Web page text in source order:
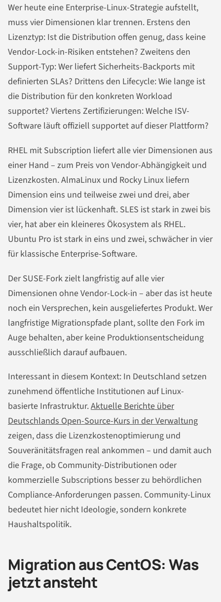
Wer heute eine Enterprise-Linux-Strategie aufstellt,
muss vier Dimensionen klar trennen. Erstens den
Lizenztyp: Ist die Distribution offen genug, dass keine
Vendor-Lock-in-Risiken entstehen? Zweitens den
Support-Typ: Wer liefert Sicherheits-Backports mit
definierten SLAs? Drittens den Lifecycle: Wie lange ist
die Distribution für den konkreten Workload
supportet? Viertens Zertifizierungen: Welche ISV-
Software läuft offiziell supportet auf dieser Plattform?
RHEL mit Subscription liefert alle vier Dimensionen aus
einer Hand – zum Preis von Vendor-Abhängigkeit und
Lizenzkosten. AlmaLinux und Rocky Linux liefern
Dimension eins und teilweise zwei und drei, aber
Dimension vier ist lückenhaft. SLES ist stark in zwei bis
vier, hat aber ein kleineres Ökosystem als RHEL.
Ubuntu Pro ist stark in eins und zwei, schwächer in vier
für klassische Enterprise-Software.
Der SUSE-Fork zielt langfristig auf alle vier
Dimensionen ohne Vendor-Lock-in – aber das ist heute
noch ein Versprechen, kein ausgeliefertes Produkt. Wer
langfristige Migrationspfade plant, sollte den Fork im
Auge behalten, aber keine Produktionsentscheidung
ausschließlich darauf aufbauen.
Interessant in diesem Kontext: In Deutschland setzen
zunehmend öffentliche Institutionen auf Linux-
basierte Infrastruktur.Aktuelle Berichte über
Deutschlands Open-Source-Kurs in der Verwaltung
zeigen, dass die Lizenzkostenoptimierung und
Souveränitätsfragen real ankommen – und damit auch
die Frage, ob Community-Distributionen oder
kommerzielle Subscriptions besser zu behördlichen
Compliance-Anforderungen passen. Community-Linux
bedeutet hier nicht Ideologie, sondern konkrete
Haushaltspolitik.
Migration aus CentOS: Was
jetzt ansteht